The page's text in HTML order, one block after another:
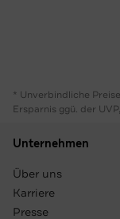
* Unverbindliche
Ersparnis ggü. der
Unternehmen
Über uns
Karriere
Presse